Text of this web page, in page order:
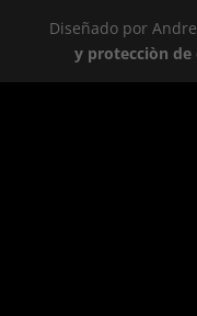
Diseñado por
y protecciòn de